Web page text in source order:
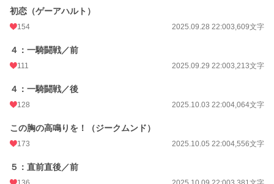
初恋（ゲーアハルト）
154 2025.09.28 22:003,609文字
４：一騎闘戦／前
111 2025.09.29 22:003,213文字
４：一騎闘戦／後
128 2025.10.03 22:004,064文字
この胸の高鳴りを！（ジークムンド）
173 2025.10.05 22:004,556文字
５：直前直後／前